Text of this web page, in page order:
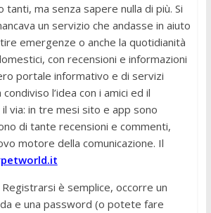
tanti, ma senza sapere nulla di più. Si
un servizio che andasse in aiuto
emergenze o anche la quotidianità
con recensioni e informazioni
portale informativo e di servizi
l’idea con i amici ed il
via: in tre mesi sito e app sono
di tante recensioni e commenti,
motore della comunicazione. Il
Registrarsi è semplice, occorre un
e una password (o potete fare